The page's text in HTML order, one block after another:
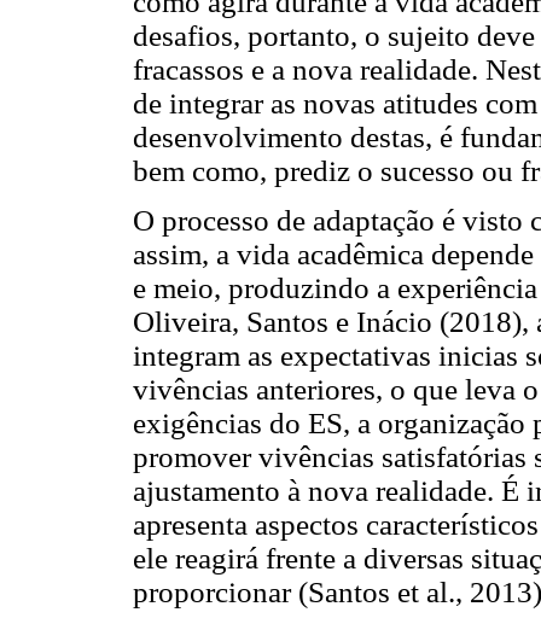
desafios, portanto, o sujeito
fracassos e a nova realidade.
de integrar as novas atitudes
desenvolvimento destas, é
bem como, prediz o sucesso ou
O processo de adaptação é
assim, a vida acadêmica
e meio, produzindo a
Oliveira, Santos e Inácio (2018),
integram as expectativas inicias
vivências anteriores, o que leva
exigências do ES, a organização
promover vivências satisfatórias
ajustamento à nova realidade. É
apresenta aspectos
ele reagirá frente a diversas
proporcionar (Santos et al.,